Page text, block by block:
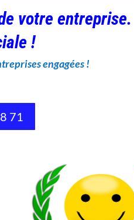
votre entreprise.
!
engagées !
71